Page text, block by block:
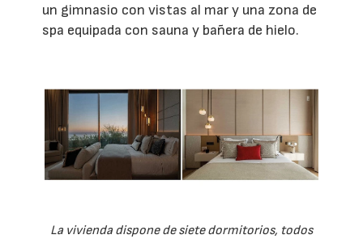
un gimnasio con vistas al mar y una zona de
spa equipada con sauna y bañera de hielo.
La vivienda dispone de siete dormitorios, todos